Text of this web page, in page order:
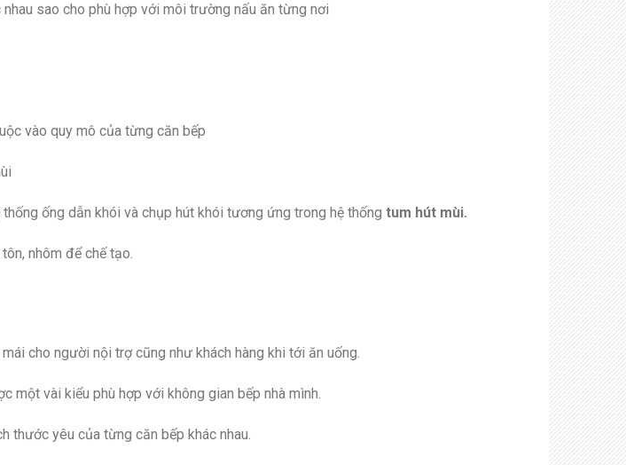
sao cho phù hợp với môi trường nấu ăn từng nơi
vào quy mô của từng căn bếp
ống dẫn khói và chụp hút khói tương ứng trong hệ thống tum hút mùi.
nhôm để chế tạo.
cho người nội trợ cũng như khách hàng khi tới ăn uống.
một vài kiểu phù hợp với không gian bếp nhà mình.
thước yêu của từng căn bếp khác nhau.